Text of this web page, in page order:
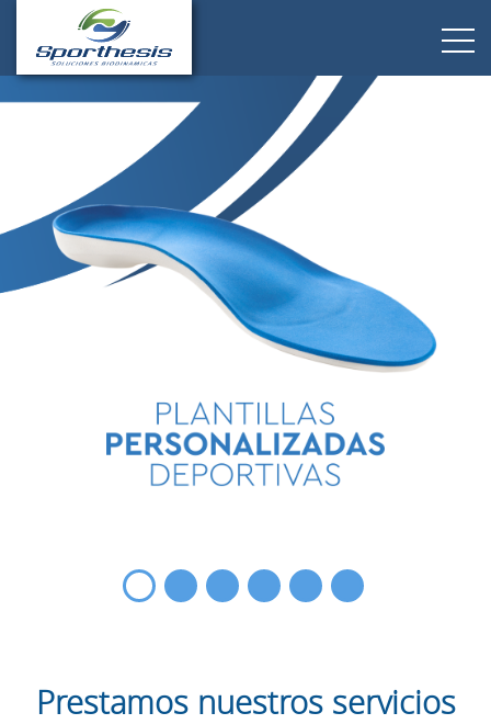
Prestamos nuestros servicios